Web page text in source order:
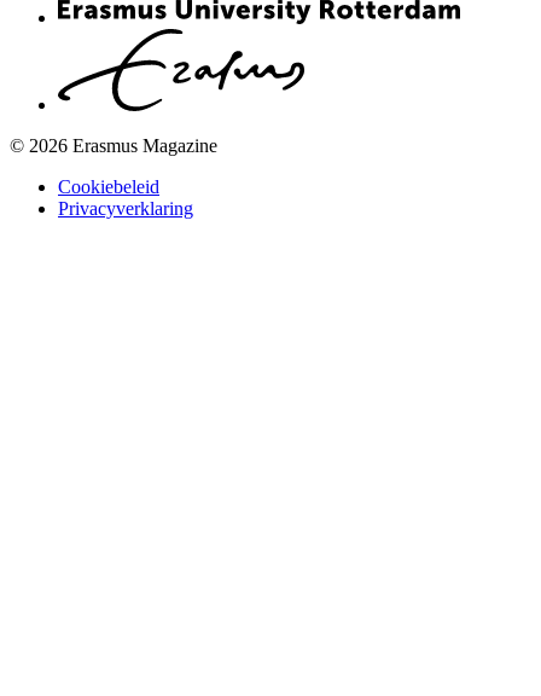
© 2026 Erasmus Magazine
Cookiebeleid
Privacyverklaring